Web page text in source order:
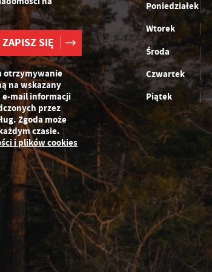
otrzymywanie
na wskazany
e-mail informacji
przez
Zgoda może
czasie.
i plików cookies
Poniedziałek
Wtorek
Środa
Czwartek
Piątek
internetowej. Treści promocyjne mogą pojawić się na
trzecich lub firm będących naszymi partnerami oraz innych
Firmy te działają w charakterze pośredników prezentujących
wiadomości, ofert, komunikatów mediów